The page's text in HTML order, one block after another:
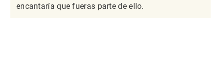
encantaría que fueras parte de ello.